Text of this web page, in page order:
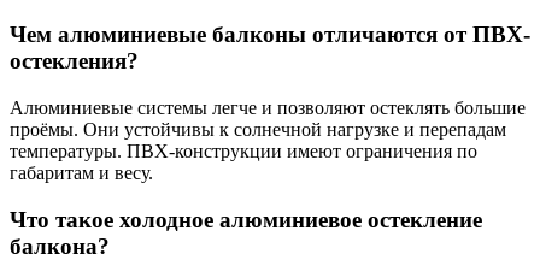
Чем алюминиевые балконы отличаются от ПВХ-
остекления?
Алюминиевые системы легче и позволяют остеклять большие
проёмы. Они устойчивы к солнечной нагрузке и перепадам
температуры. ПВХ-конструкции имеют ограничения по
габаритам и весу.
Что такое холодное алюминиевое остекление
балкона?